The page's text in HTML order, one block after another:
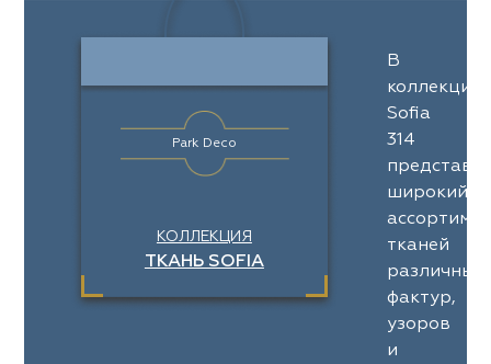
Park Deco
КОЛЛЕКЦИЯ
ТКАНЬ SOFIA
В
коллекции
Sofia
314
широкий
тканей
различных
фактур,
узоров
и